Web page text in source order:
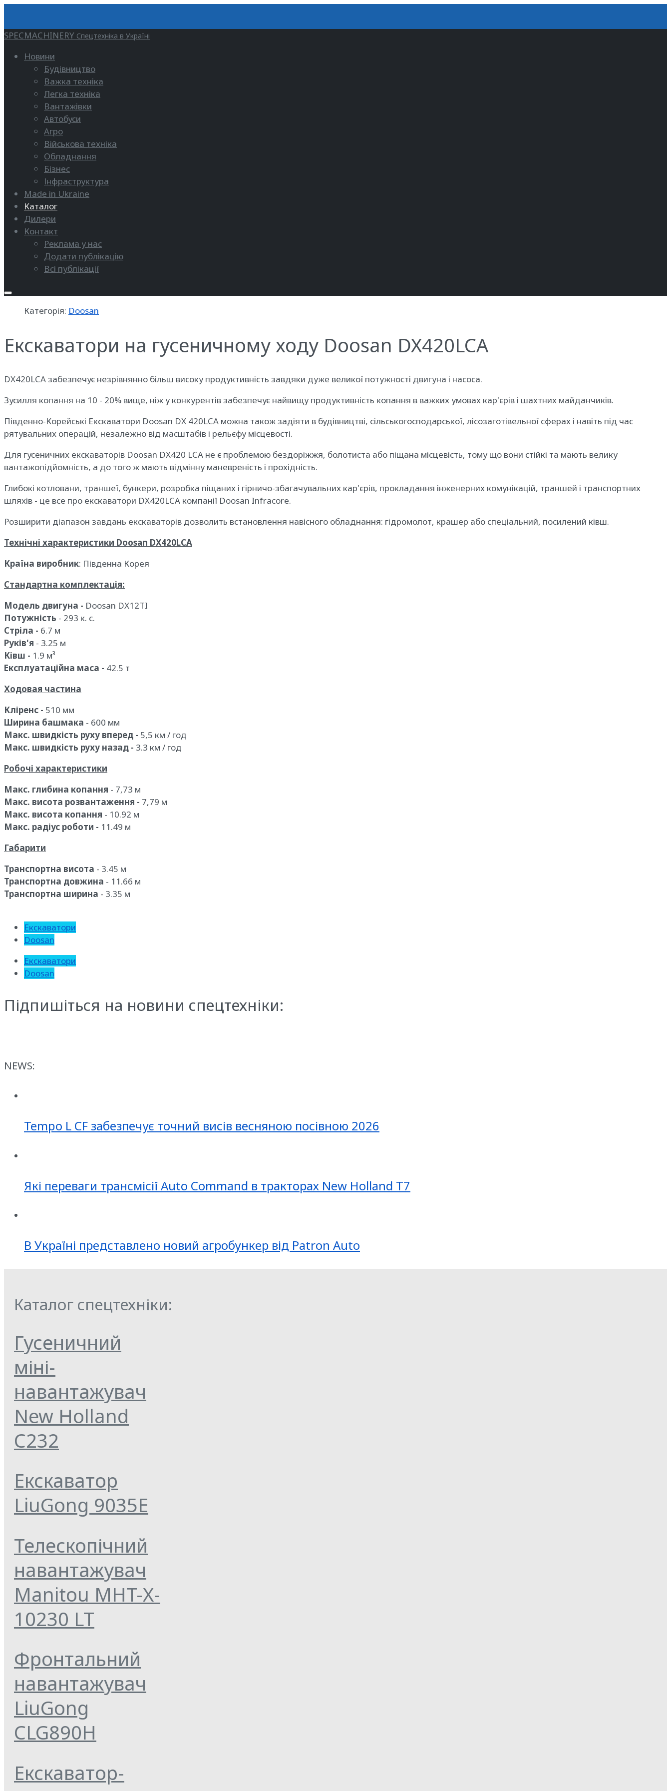
SPECMACHINERY Спецтехніка в Україні
Новини
Будівництво
Важка техніка
Легка техніка
Вантажівки
Автобуси
Агро
Військова техніка
Обладнання
Бізнес
Інфраструктура
Made in Ukraine
Каталог
Дилери
Контакт
Реклама у нас
Додати публікацію
Всі публікації
Категорія: Doosan
Екскаватори на гусеничному ходу Doosan DX420LCA
DX420LCA забезпечує незрівнянно більш високу продуктивність завдяки дуже великої потужності двигуна і насоса.
Зусилля копання на 10 - 20% вище, ніж у конкурентів забезпечує найвищу продуктивність копання в важких умовах кар'єрів і шахтних майданчиків.
Південно-Корейські Екскаватори Doosan DX 420LCA можна також задіяти в будівництві, сільськогосподарської, лісозаготівельної сферах і навіть під час
рятувальних операцій, незалежно від масштабів і рельєфу місцевості.
Для гусеничних екскаваторів Doosan DX420 LCA не є проблемою бездоріжжя, болотиста або піщана місцевість, тому що вони стійкі та мають велику
вантажопідйомність, а до того ж мають відмінну маневреність і прохідність.
Глибокі котловани, траншеї, бункери, розробка піщаних і гірничо-збагачувальних кар'єрів, прокладання інженерних комунікацій, траншей і транспортних
шляхів - це все про екскаватори DX420LCA компанії Doosan Infracore.
Розширити діапазон завдань екскаваторів дозволить встановлення навісного обладнання: гідромолот, крашер або спеціальний, посилений ківш.
Технічні характеристики Doosan DX420LCA
Країна виробник: Південна Корея
Стандартна комплектація:
Модель двигуна - Doosan DX12TI
Потужність - 293 к. с.
Стріла - 6.7 м
Руків'я - 3.25 м
Ківш - 1.9 м³
Експлуатаційна маса - 42.5 т
Ходовая частина
Кліренс - 510 мм
Ширина башмака - 600 мм
Макс. швидкість руху вперед - 5,5 км / год
Макс. швидкість руху назад - 3.3 км / год
Робочі характеристики
Макс. глибина копання - 7,73 м
Макс. висота розвантаження - 7,79 м
Макс. висота копання - 10.92 м
Макс. радіус роботи - 11.49 м
Габарити
Транспортна висота - 3.45 м
Транспортна довжина - 11.66 м
Транспортна ширина - 3.35 м
Екскаватори
Doosan
Екскаватори
Doosan
Підпишіться на новини спецтехніки:
NEWS:
Tempo L CF забезпечує точний висів весняною посівною 2026
Які переваги трансмісії Auto Command в тракторах New Holland T7
В Україні представлено новий агробункер від Patron Auto
Каталог спецтехніки:
Гусеничний
міні-
навантажувач
New Holland
C232
Екскаватор
LiuGong 9035E
Телескопічний
навантажувач
Manitou MHT-X-
10230 LT
Фронтальний
навантажувач
LiuGong
CLG890H
Екскаватор-